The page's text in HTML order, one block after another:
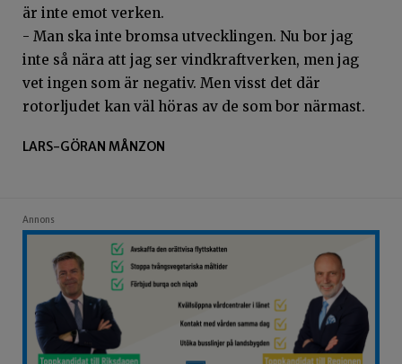
är inte emot verken.
- Man ska inte bromsa utvecklingen. Nu bor jag
inte så nära att jag ser vindkraftverken, men jag
vet ingen som är negativ. Men visst det där
rotorljudet kan väl höras av de som bor närmast.
LARS-GÖRAN MÅNZON
Annons